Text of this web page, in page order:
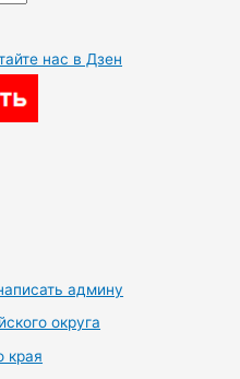
нас в Дзен
админу
округа
края